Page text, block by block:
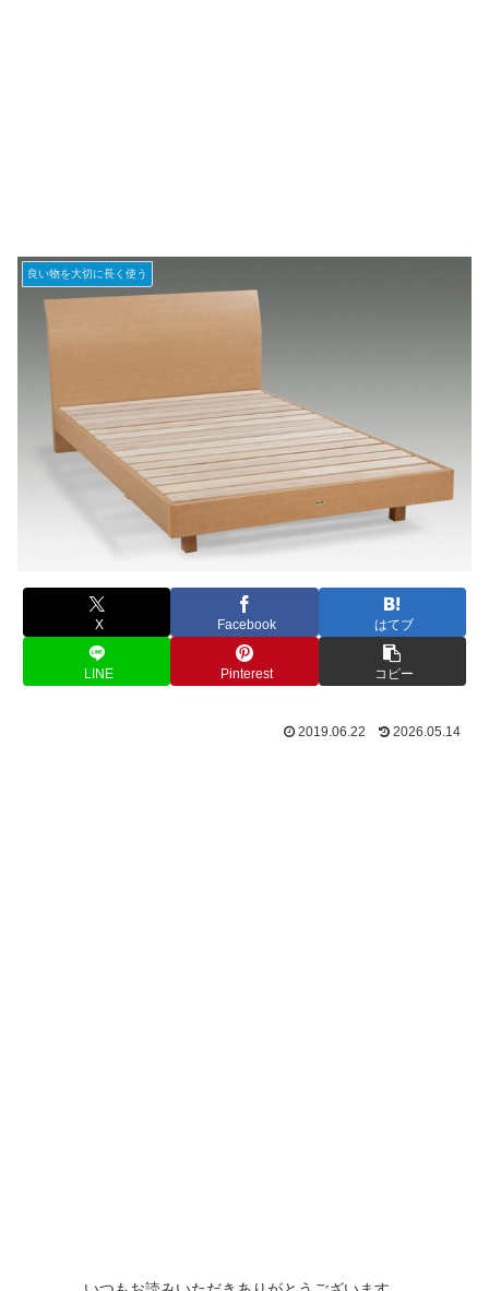
良い物を大切に長く使う
X Facebook はてブ
LINE Pinterest コピー
2019.06.22 2026.05.14